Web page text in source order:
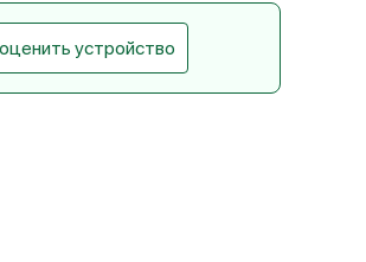
оценить устройство